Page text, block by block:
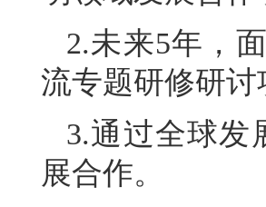
2.未来5年，
流专题研修研讨
3.通过全球发
展合作。